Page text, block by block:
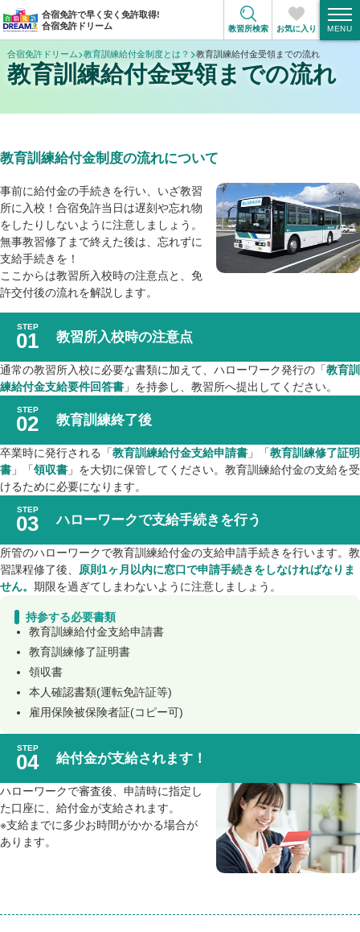
合宿免許で早く安く免許取得!
合宿免許ドリーム
教習所検索 お気に入り
合宿免許ドリーム 教育訓練給付金制度とは？ 教育訓練給付金受領までの流れ
教育訓練給付金受領までの流れ
教育訓練給付金制度の流れについて
事前に給付金の手続きを行い、いざ教習
所に入校！合宿免許当日は遅刻や忘れ物
をしたりしないように注意しましょう。
無事教習修了まで終えた後は、忘れずに
支給手続きを！
ここからは教習所入校時の注意点と、免
許交付後の流れを解説します。
教習所入校時の注意点
通常の教習所入校に必要な書類に加えて、ハローワーク発行の「教育訓
練給付金支給要件回答書 」を持参し、教習所へ提出してください。
教育訓練終了後
卒業時に発行される「教育訓練給付金支給申請書 」「教育訓練修了証明
書 」「領収書 」を大切に保管してください。教育訓練給付金の支給を受
けるために必要になります。
ハローワークで支給手続きを行う
所管のハローワークで教育訓練給付金の支給申請手続きを行います。教
習課程修了後、 原則1ヶ月以内に窓口で申請手続きをしなければなりま
せん。 期限を過ぎてしまわないように注意しましょう。
持参する必要書類
教育訓練給付金支給申請書
教育訓練修了証明書
領収書
本人確認書類(運転免許証等)
雇用保険被保険者証(コピー可)
給付金が支給されます！
ハローワークで審査後、申請時に指定し
た口座に、給付金が支給されます。
※支給までに多少お時間がかかる場合が
あります。